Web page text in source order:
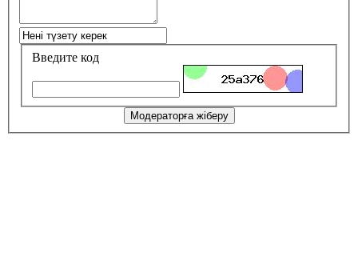
Введите код
Модераторға жіберу